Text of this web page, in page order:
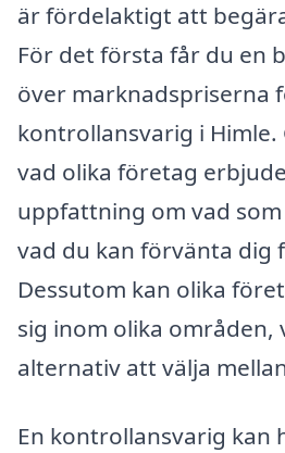
är fördelaktigt att
För det första får du en
över marknadspriserna
kontrollansvarig i Himle.
vad olika företag
uppfattning om vad
vad du kan förvänta dig
Dessutom kan olika
sig inom olika
alternativ att välja
En kontrollansvarig kan